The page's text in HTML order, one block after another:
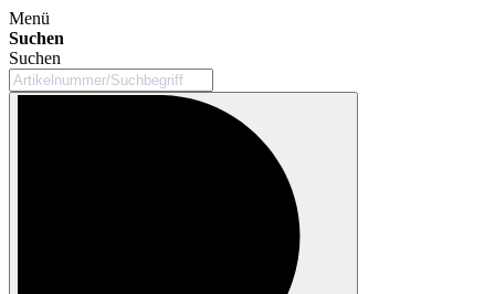
Menü
Suchen
Suchen